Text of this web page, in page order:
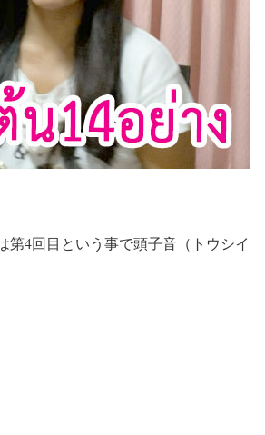
第4回目という事で頭子音（トウシイ